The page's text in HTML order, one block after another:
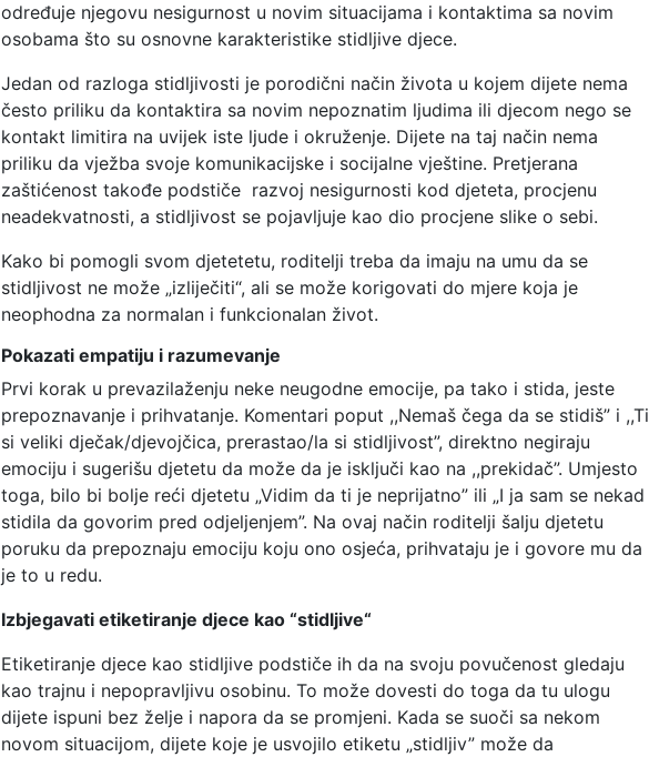
određuje njegovu nesigurnost u novim situacijama i kontaktima sa novim
osobama što su osnovne karakteristike stidljive djece.
Jedan od razloga stidljivosti je porodični način života u kojem dijete nema
često priliku da kontaktira sa novim nepoznatim ljudima ili djecom nego se
kontakt limitira na uvijek iste ljude i okruženje. Dijete na taj način nema
priliku da vježba svoje komunikacijske i socijalne vještine. Pretjerana
zaštićenost takođe podstiče razvoj nesigurnosti kod djeteta, procjenu
neadekvatnosti, a stidljivost se pojavljuje kao dio procjene slike o sebi.
Kako bi pomogli svom djetetetu, roditelji treba da imaju na umu da se
stidljivost ne može „izliječiti“, ali se može korigovati do mjere koja je
neophodna za normalan i funkcionalan život.
Pokazati empatiju i razumevanje
Prvi korak u prevazilaženju neke neugodne emocije, pa tako i stida, jeste
prepoznavanje i prihvatanje. Komentari poput ,,Nemaš čega da se stidiš” i ,,Ti
si veliki dječak/djevojčica, prerastao/la si stidljivost”, direktno negiraju
emociju i sugerišu djetetu da može da je isključi kao na ,,prekidač”. Umjesto
toga, bilo bi bolje reći djetetu „Vidim da ti je neprijatno” ili „I ja sam se nekad
stidila da govorim pred odjeljenjem”. Na ovaj način roditelji šalju djetetu
poruku da prepoznaju emociju koju ono osjeća, prihvataju je i govore mu da
je to u redu.
Izbjegavati etiketiranje djece kao “stidljive“
Etiketiranje djece kao stidljive podstiče ih da na svoju povučenost gledaju
kao trajnu i nepopravljivu osobinu. To može dovesti do toga da tu ulogu
dijete ispuni bez želje i napora da se promjeni. Kada se suoči sa nekom
novom situacijom, dijete koje je usvojilo etiketu „stidljiv” može da